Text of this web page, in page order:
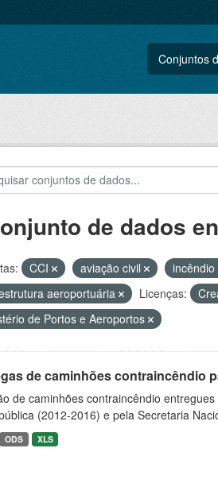
Conjuntos
de dados
CCI aviação civil
incêndio
aeroportuária
Licenças:
de Portos e Aeroportos
de caminhões contraincêndio
de caminhões contraincêndio
(2012-2016) e pela Secretaria
ODS XLS